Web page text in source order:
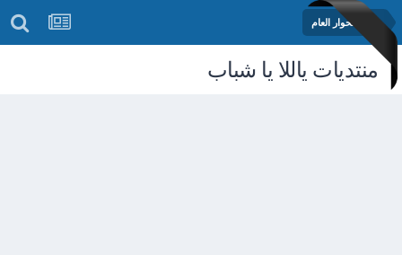
منتدى الحوار العام
منتديات ياللا يا شباب